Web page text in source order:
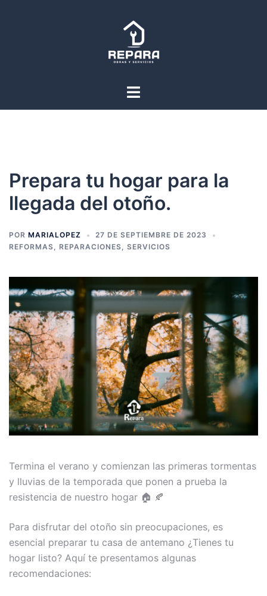
Alternar
Prepara tu hogar para la
llegada del otoño.
POR MARIALOPEZ
27 DE SEPTIEMBRE DE 2023
REFORMAS, REPARACIONES, SERVICIOS
Termina el verano y comienzan las primeras tormentas
y lluvias de la temporada que ponen a prueba la
resistencia de nuestro hogar 🏠 🍂
Para disfrutar del otoño sin preocupaciones, es
esencial preparar tu casa de antemano ¿Tienes tu
hogar listo? Aquí te presentamos algunas
recomendaciones: